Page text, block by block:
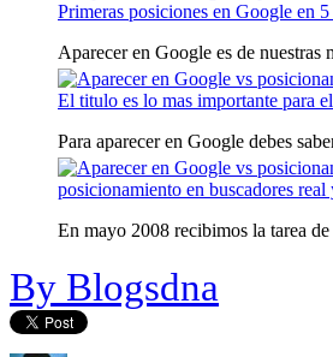
Primeras posiciones en Google en
Aparecer en Google es de nuestras
El titulo es lo mas importante para
Para aparecer en Google debes
posicionamiento en buscadores
En mayo 2008 recibimos la tarea
By Blogsdna